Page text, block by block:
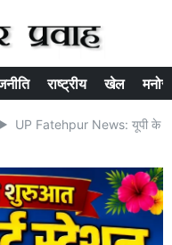
राष्ट्रीय खेल
UP Fatehpur News: यूपी के